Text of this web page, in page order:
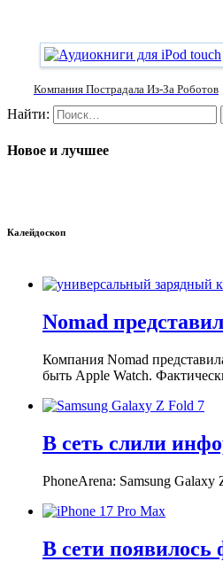
Компания Пострадала Из-За Роботов
Найти:
Новое и лучшее
Калейдоскоп
Nomad
Компания Nomad
быть Apple Watch.
В сеть слили
PhoneArena: Samsung
В сети появилось